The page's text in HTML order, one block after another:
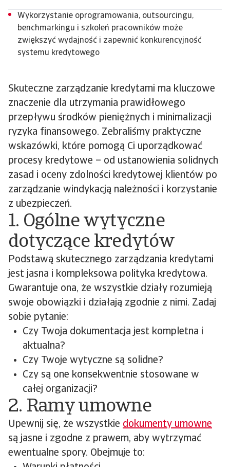
Skuteczne zarządzanie kredytami ma kluczowe
znaczenie dla utrzymania prawidłowego
przepływu środków pieniężnych i minimalizacji
ryzyka finansowego. Zebraliśmy praktyczne
wskazówki, które pomogą Ci uporządkować
procesy kredytowe – od ustanowienia solidnych
zasad i oceny zdolności kredytowej klientów po
zarządzanie windykacją należności i korzystanie
z ubezpieczeń.
1. Ogólne wytyczne
dotyczące kredytów
Podstawą skutecznego zarządzania kredytami
jest jasna i kompleksowa polityka kredytowa.
Gwarantuje ona, że wszystkie działy rozumieją
swoje obowiązki i działają zgodnie z nimi. Zadaj
sobie pytanie:
Czy Twoja dokumentacja jest kompletna i
aktualna?
Czy Twoje wytyczne są solidne?
Czy są one konsekwentnie stosowane w
całej organizacji?
2. Ramy umowne
Upewnij się, że wszystkie dokumenty umowne
są jasne i zgodne z prawem, aby wytrzymać
ewentualne spory. Obejmuje to:
Wykorzystanie oprogramowania, outsourcingu,
benchmarkingu i szkoleń pracowników może
zwiększyć wydajność i zapewnić konkurencyjność
systemu kredytowego